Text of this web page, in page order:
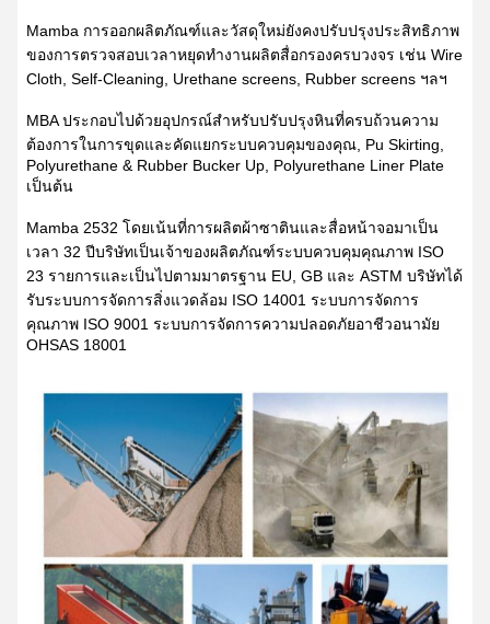
Mamba การออกผลิตภัณฑ์และวัสดุใหม่ยังคงปรับปรุงประสิทธิภาพ
ของการตรวจสอบเวลาหยุดทำงานผลิตสื่อกรองครบวงจร เช่น Wire
Cloth, Self-Cleaning, Urethane screens, Rubber screens ฯลฯ
MBA ประกอบไปด้วยอุปกรณ์สำหรับปรับปรุงหินที่ครบถ้วนความ
ต้องการในการขุดและคัดแยกระบบควบคุมของคุณ, Pu Skirting,
Polyurethane & Rubber Bucker Up, Polyurethane Liner Plate
เป็นต้น
Mamba 2532 โดยเน้นที่การผลิตผ้าซาตินและสื่อหน้าจอมาเป็น
เวลา 32 ปีบริษัทเป็นเจ้าของผลิตภัณฑ์ระบบควบคุมคุณภาพ ISO
23 รายการและเป็นไปตามมาตรฐาน EU, GB และ ASTM บริษัทได้
รับระบบการจัดการสิ่งแวดล้อม ISO 14001 ระบบการจัดการ
คุณภาพ ISO 9001 ระบบการจัดการความปลอดภัยอาชีวอนามัย
OHSAS 18001